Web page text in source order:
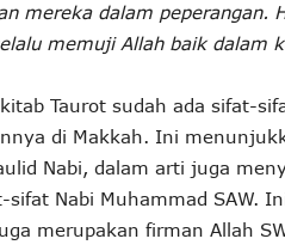
mereka dalam peperangan.
memuji Allah baik dalam
Taurot sudah ada sifat-
di Makkah. Ini
Nabi, dalam arti juga
sifat Nabi Muhammad SAW.
merupakan firman Allah